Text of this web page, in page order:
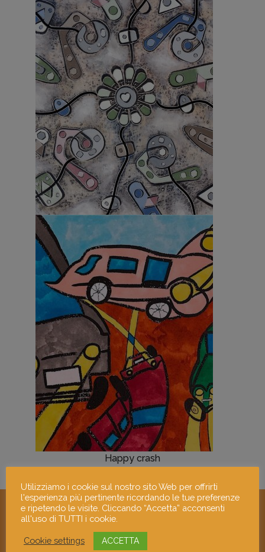
Gioco pericoloso
Happy crash
Utilizziamo i cookie sul nostro sito Web per offrirti
l'esperienza più pertinente ricordando le tue preferenze
e ripetendo le visite. Cliccando “Accetta” acconsenti
all'uso di TUTTI i cookie.
Cookie settings ACCETTA